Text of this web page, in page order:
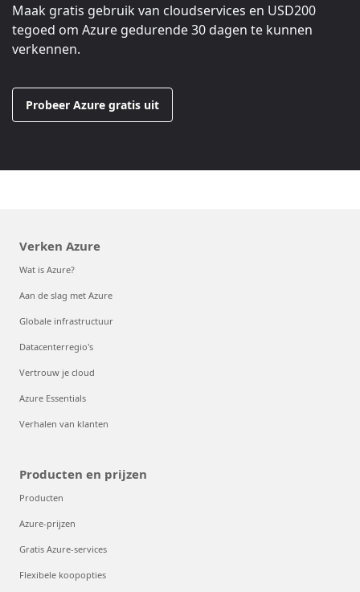
Maak gratis gebruik van cloudservices en USD200
tegoed om Azure gedurende 30 dagen te kunnen
verkennen.
Probeer Azure gratis uit
Verken Azure
Wat is Azure?
Aan de slag met Azure
Globale infrastructuur
Datacenterregio's
Vertrouw je cloud
Azure Essentials
Verhalen van klanten
Producten en prijzen
Producten
Azure-prijzen
Gratis Azure-services
Flexibele koopopties